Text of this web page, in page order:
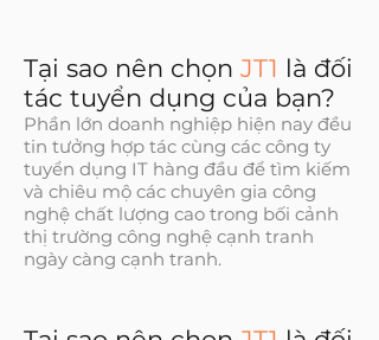
Tại sao nên chọn JT1 là đối
tác tuyển dụng của bạn?
Phần lớn doanh nghiệp hiện nay đều
tin tưởng hợp tác cùng các công ty
tuyển dụng IT hàng đầu để tìm kiếm
và chiêu mộ các chuyên gia công
nghệ chất lượng cao trong bối cảnh
thị trường công nghệ cạnh tranh
ngày càng cạnh tranh.